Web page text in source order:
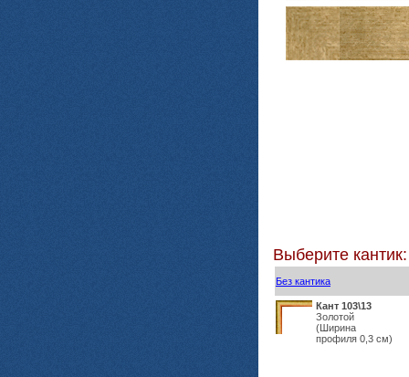
Выберите кантик:
Без кантика
Кант 103\13
Золотой
(Ширина
профиля 0,3 см)